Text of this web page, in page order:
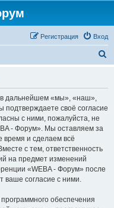
Вход
Регистрация
дальнейшем «мы», «наш»,
подтверждаете своё согласие
с ними, пожалуйста, не
- Форум». Мы оставляем за
время и сделаем всё
с тем, ответственность
на предмет изменений
«WEBA - Форум» после
ваше согласие с ними.
обеспечения